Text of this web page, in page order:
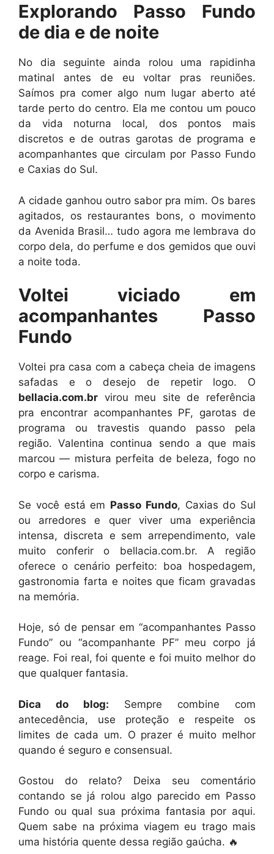
Explorando Passo Fundo
de dia e de noite
No dia seguinte ainda rolou uma rapidinha
matinal antes de eu voltar pras reuniões.
Saímos pra comer algo num lugar aberto até
tarde perto do centro. Ela me contou um pouco
da vida noturna local, dos pontos mais
discretos e de outras garotas de programa e
acompanhantes que circulam por Passo Fundo
e Caxias do Sul.
A cidade ganhou outro sabor pra mim. Os bares
agitados, os restaurantes bons, o movimento
da Avenida Brasil… tudo agora me lembrava do
corpo dela, do perfume e dos gemidos que ouvi
a noite toda.
Voltei viciado em
acompanhantes Passo
Fundo
Voltei pra casa com a cabeça cheia de imagens
safadas e o desejo de repetir logo. O
bellacia.com.br virou meu site de referência
pra encontrar acompanhantes PF, garotas de
programa ou travestis quando passo pela
região. Valentina continua sendo a que mais
marcou — mistura perfeita de beleza, fogo no
corpo e carisma.
Se você está em Passo Fundo, Caxias do Sul
ou arredores e quer viver uma experiência
intensa, discreta e sem arrependimento, vale
muito conferir o bellacia.com.br. A região
oferece o cenário perfeito: boa hospedagem,
gastronomia farta e noites que ficam gravadas
na memória.
Hoje, só de pensar em “acompanhantes Passo
Fundo” ou “acompanhante PF” meu corpo já
reage. Foi real, foi quente e foi muito melhor do
que qualquer fantasia.
Dica do blog: Sempre combine com
antecedência, use proteção e respeite os
limites de cada um. O prazer é muito melhor
quando é seguro e consensual.
Gostou do relato? Deixa seu comentário
contando se já rolou algo parecido em Passo
Fundo ou qual sua próxima fantasia por aqui.
Quem sabe na próxima viagem eu trago mais
uma história quente dessa região gaúcha. 🔥